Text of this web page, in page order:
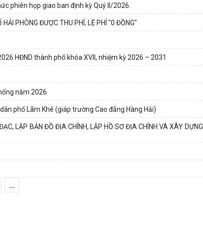
phiên họp giao ban định kỳ Quý II/2026.
PHÒNG ĐƯỢC THU PHÍ, LỆ PHÍ "0 ĐỒNG"
HĐND thành phố khóa XVII, nhiệm kỳ 2026 – 2031
năm 2026
phố Lãm Khê (giáp trường Cao đẳng Hàng Hải)
LẬP BẢN ĐỒ ĐỊA CHÍNH, LẬP HỒ SƠ ĐỊA CHÍNH VÀ XÂY DỰNG
...